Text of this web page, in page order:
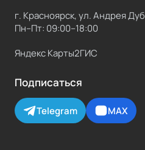
г. Красноярск, ул. Андрея
Пн–Пт: 09:00–18:00
Яндекс Карты2ГИС
Подписаться
Telegram MAX